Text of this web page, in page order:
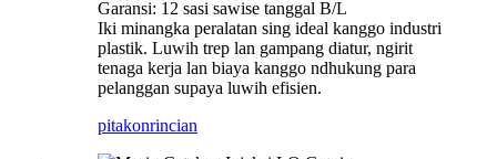
Garansi: 12 sasi sawise tanggal B/L
Iki minangka peralatan sing ideal kanggo industri
plastik. Luwih trep lan gampang diatur, ngirit
tenaga kerja lan biaya kanggo ndhukung para
pelanggan supaya luwih efisien.
pitakonrincian